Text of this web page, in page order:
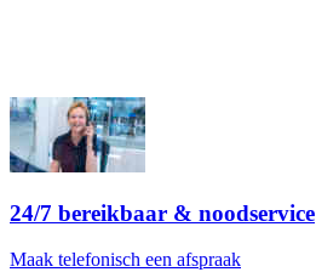
24/7 bereikbaar & noodservice
Maak telefonisch een afspraak